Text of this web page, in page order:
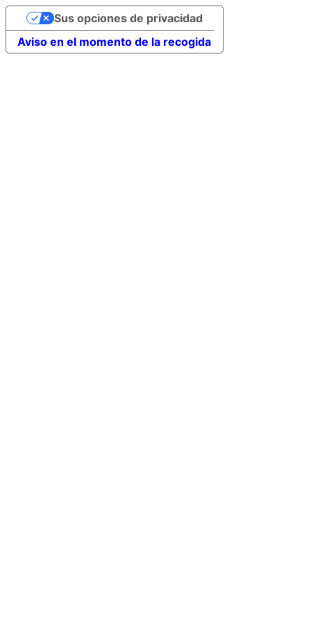
Aviso en el momento de la recogida
Sus opciones de privacidad